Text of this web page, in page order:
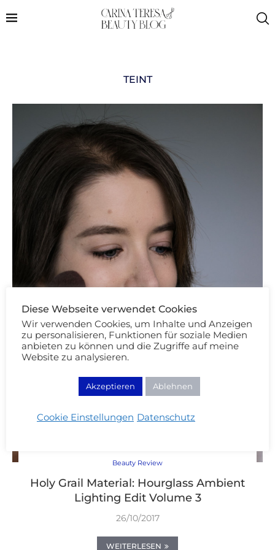
TEINT
Beauty Review
Holy Grail Material: Hourglass Ambient
Lighting Edit Volume 3
26/10/2017
WEITERLESEN
Diese Webseite verwendet Cookies
Wir verwenden Cookies, um Inhalte und Anzeigen
zu personalisieren, Funktionen für soziale Medien
anbieten zu können und die Zugriffe auf meine
Website zu analysieren.
Akzeptieren Ablehnen
Cookie Einstellungen Datenschutz